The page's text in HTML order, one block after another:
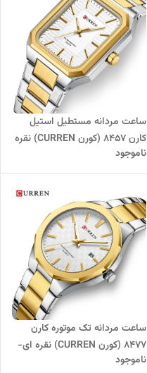
ساعت مردانه مستطیل استیل
کارن 8457 (کورن CURREN) نقره
ای-طلایی-سفید
ناموجود
ساعت مردانه تک موتوره کارن
8477 (کورن CURREN) نقره ای-
طلایی-سفید
ناموجود